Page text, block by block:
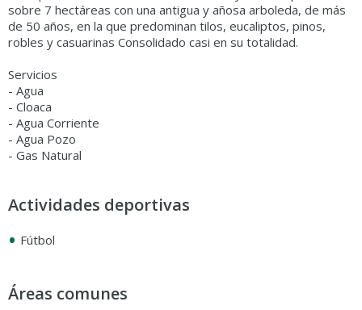
sobre 7 hectáreas con una antigua y añosa arboleda, de más
de 50 años, en la que predominan tilos, eucaliptos, pinos,
robles y casuarinas Consolidado casi en su totalidad.
Servicios
- Agua
- Cloaca
- Agua Corriente
- Agua Pozo
- Gas Natural
Actividades deportivas
• Fútbol
Áreas comunes